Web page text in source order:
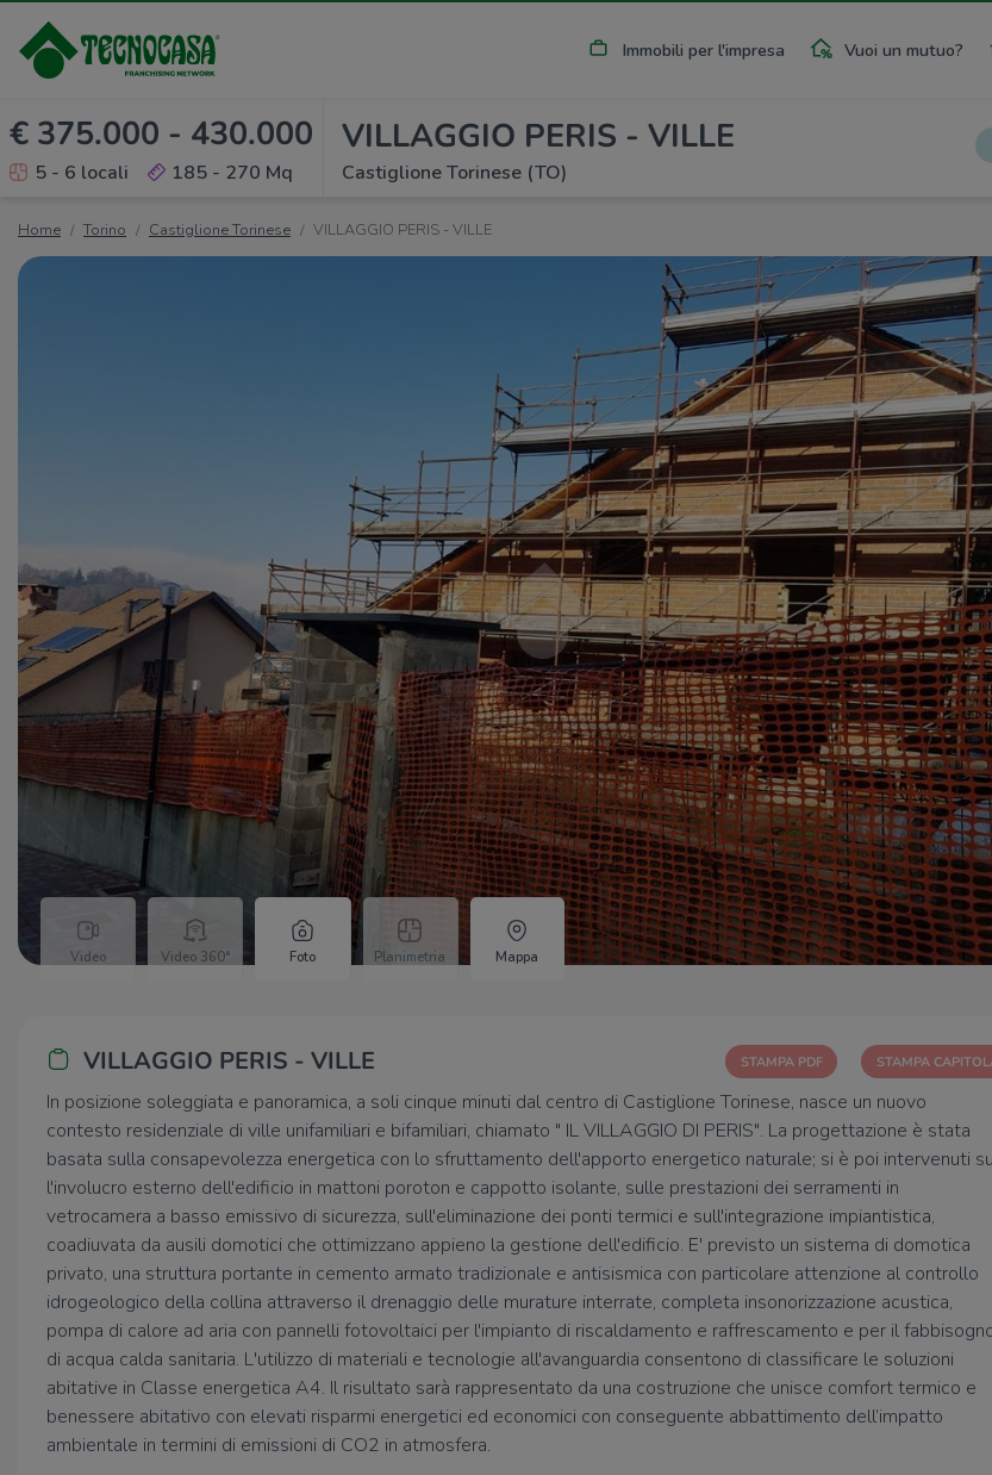
Immobili per l'impresa Vuoi un mutuo?
€ 375.000 - 430.000
5 - 6 locali 185 - 270 Mq
VILLAGGIO PERIS - VILLE
Castiglione Torinese (TO)
Home Torino Castiglione Torinese VILLAGGIO PERIS - VILLE
Video Video 360° Foto Planimetria Mappa
VILLAGGIO PERIS - VILLE STAMPA PDF STAMPA
In posizione soleggiata e panoramica, a soli cinque minuti dal centro di Castiglione Torinese, nasce un nuovo
contesto residenziale di ville unifamiliari e bifamiliari, chiamato " IL VILLAGGIO DI PERIS". La progettazione è stata
basata sulla consapevolezza energetica con lo sfruttamento dell'apporto energetico naturale; si è poi intervenuti su
l'involucro esterno dell'edificio in mattoni poroton e cappotto isolante, sulle prestazioni dei serramenti in
vetrocamera a basso emissivo di sicurezza, sull'eliminazione dei ponti termici e sull'integrazione impiantistica,
coadiuvata da ausili domotici che ottimizzano appieno la gestione dell'edificio. E' previsto un sistema di domotica
privato, una struttura portante in cemento armato tradizionale e antisismica con particolare attenzione al controllo
idrogeologico della collina attraverso il drenaggio delle murature interrate, completa insonorizzazione acustica,
pompa di calore ad aria con pannelli fotovoltaici per l'impianto di riscaldamento e raffrescamento e per il
di acqua calda sanitaria. L'utilizzo di materiali e tecnologie all'avanguardia consentono di classificare le soluzioni
abitative in Classe energetica A4. Il risultato sarà rappresentato da una costruzione che unisce comfort termico e
benessere abitativo con elevati risparmi energetici ed economici con conseguente abbattimento dell’impatto
ambientale in termini di emissioni di CO2 in atmosfera.